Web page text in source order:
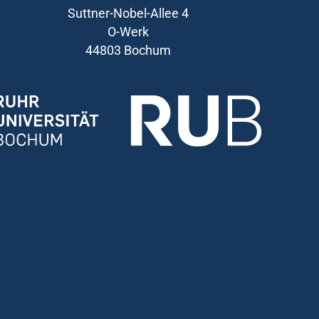
Suttner-Nobel-Allee 4
O-Werk
44803 Bochum